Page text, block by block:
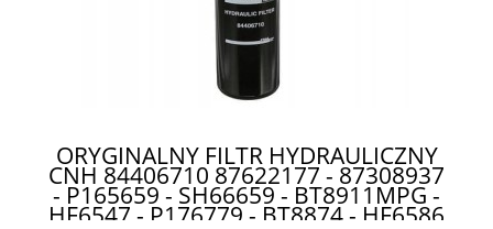
ORYGINALNY FILTR HYDRAULICZNY
CNH 84406710 87622177 - 87308937
- P165659 - SH66659 - BT8911MPG -
HF6547 - P176779 - BT8874 - HF6586